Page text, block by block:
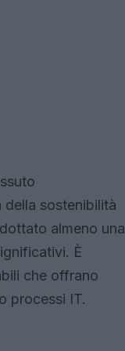
della sostenibilità
almeno una
È
che offrano
processi IT.